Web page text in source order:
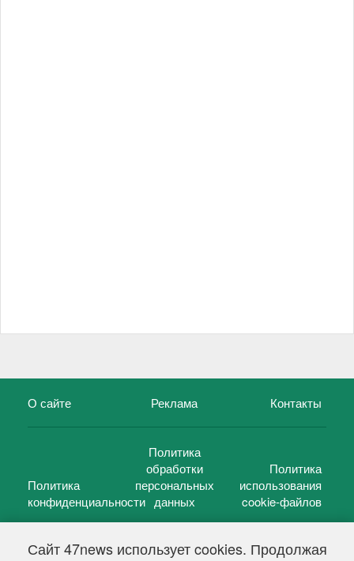
Сайт 47news использует cookies. Продолжая
О сайте Реклама Контакты
Политика
конфиденциальности
Политика
обработки
персональных
данных
Политика
использования
cookie-файлов